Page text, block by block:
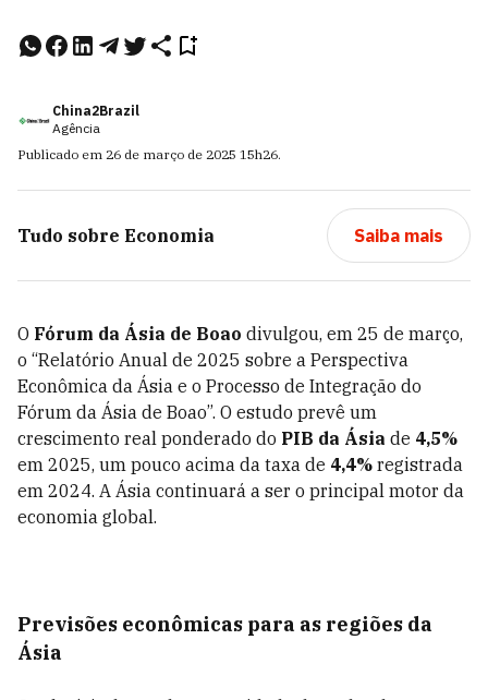
China2Brazil
Agência
Publicado em 26 de março de 2025 15h26.
Tudo sobre Economia Saiba mais
O Fórum da Ásia de Boao divulgou, em 25 de março,
o “Relatório Anual de 2025 sobre a Perspectiva
Econômica da Ásia e o Processo de Integração do
Fórum da Ásia de Boao”. O estudo prevê um
crescimento real ponderado do PIB da Ásia de 4,5%
em 2025, um pouco acima da taxa de 4,4% registrada
em 2024. A Ásia continuará a ser o principal motor da
economia global.
Previsões econômicas para as regiões da
Ásia